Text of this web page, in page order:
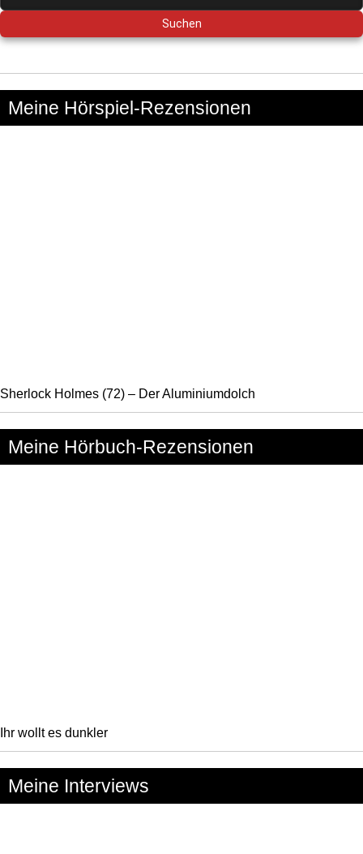
Meine Hörspiel-Rezensionen
Sherlock Holmes (72) – Der Aluminiumdolch
Meine Hörbuch-Rezensionen
Ihr wollt es dunkler
Meine Interviews